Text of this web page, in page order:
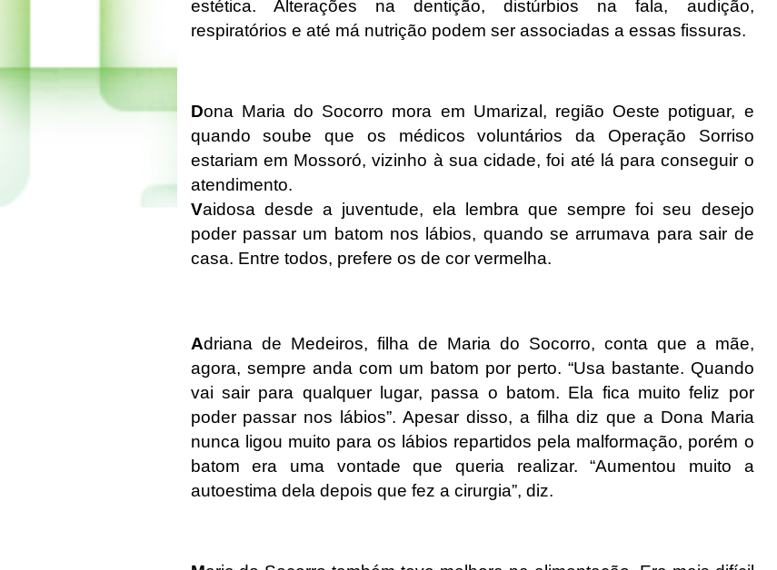
estética. Alterações na dentição, distúrbios na fala, audição,
respiratórios e até má nutrição podem ser associadas a essas fissuras.
Dona Maria do Socorro mora em Umarizal, região Oeste potiguar, e
quando soube que os médicos voluntários da Operação Sorriso
estariam em Mossoró, vizinho à sua cidade, foi até lá para conseguir o
atendimento.
Vaidosa desde a juventude, ela lembra que sempre foi seu desejo
poder passar um batom nos lábios, quando se arrumava para sair de
casa. Entre todos, prefere os de cor vermelha.
Adriana de Medeiros, filha de Maria do Socorro, conta que a mãe,
agora, sempre anda com um batom por perto. “Usa bastante. Quando
vai sair para qualquer lugar, passa o batom. Ela fica muito feliz por
poder passar nos lábios”. Apesar disso, a filha diz que a Dona Maria
nunca ligou muito para os lábios repartidos pela malformação, porém o
batom era uma vontade que queria realizar. “Aumentou muito a
autoestima dela depois que fez a cirurgia”, diz.